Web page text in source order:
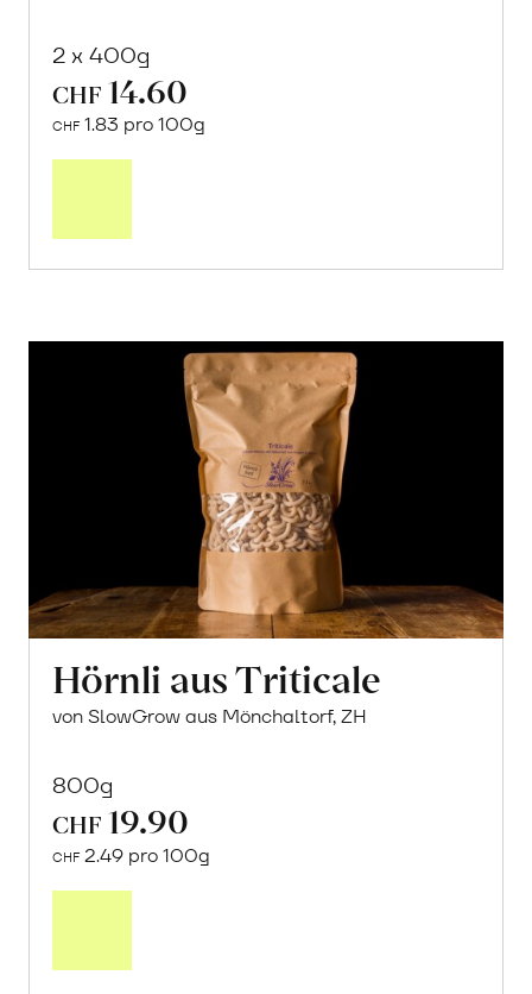
2 x 400g
CHF 14.60
CHF 1.83 pro 100g
Hörnli aus Triticale
von SlowGrow aus Mönchaltorf, ZH
800g
CHF 19.90
CHF 2.49 pro 100g